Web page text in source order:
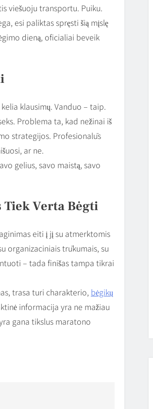
viešuoju transportu. Puiku.
esi paliktas spręsti šią mįslę
dieną, oficialiai beveik
klausimų. Vanduo – taip.
Problema ta, kad nežinai iš
strategijos. Profesionalūs
ar ne.
gelius, savo maistą, savo
Tiek Verta Bėgti
eiti į jį su atmerktomis
organizaciniais trūkumais, su
– tada finišas tampa tikrai
trasa turi charakterio, bėgikų
informacija yra ne mažiau
gana tikslus maratono